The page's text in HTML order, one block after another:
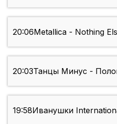
20:06Metallica - Nothing
20:03Танцы Минус -
19:58Иванушки